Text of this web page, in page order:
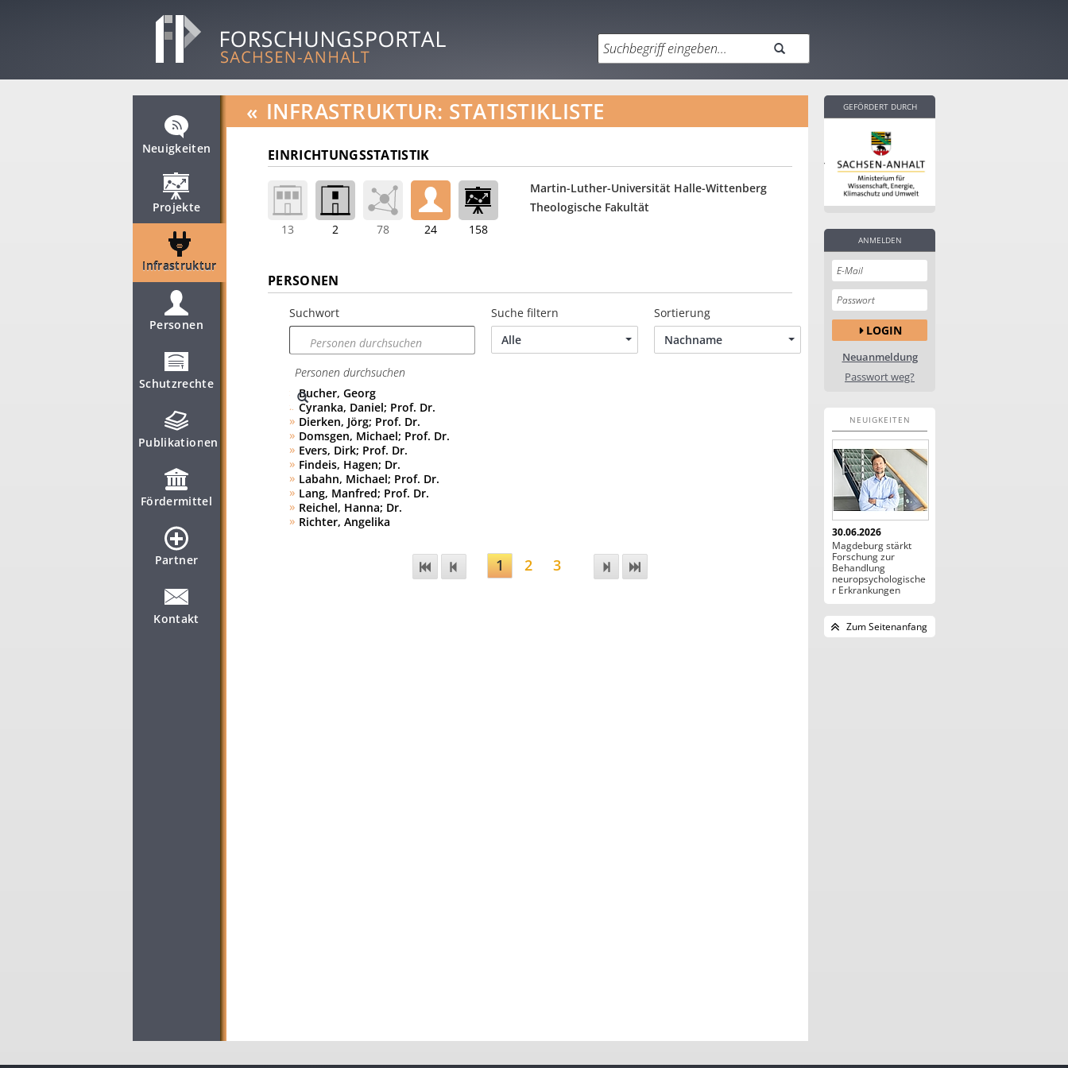
Neuigkeiten
Projekte
Infrastruktur
Personen
Schutzrechte
Publikationen
Fördermittel
Partner
Kontakt
« INFRASTRUKTUR: STATISTIKLISTE
EINRICHTUNGSSTATISTIK
13 2 78 24 158
Martin-Luther-Universität Halle-Wittenberg
Theologische Fakultät
PERSONEN
Suchwort
Personen durchsuchen
Suche filtern
Alle
Sortierung
Nachname
Bucher, Georg
Cyranka, Daniel; Prof. Dr.
Dierken, Jörg; Prof. Dr.
Domsgen, Michael; Prof. Dr.
Evers, Dirk; Prof. Dr.
Findeis, Hagen; Dr.
Labahn, Michael; Prof. Dr.
Lang, Manfred; Prof. Dr.
Reichel, Hanna; Dr.
Richter, Angelika
1 2 3
GEFÖRDERT DURCH
ANMELDEN
LOGIN
Neuanmeldung
Passwort weg?
NEUIGKEITEN
30.06.2026
Magdeburg stärkt
Forschung zur
Behandlung
neuropsychologische
r Erkrankungen
Zum Seitenanfang